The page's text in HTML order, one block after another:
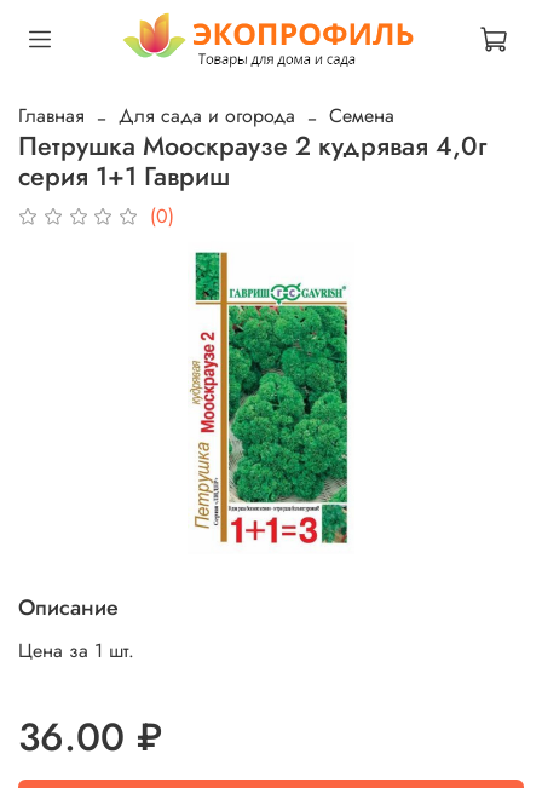
Главная Для сада и огорода Семена
Петрушка Мооскраузе 2 кудрявая 4,0г
серия 1+1 Гавриш
(0)
Описание
Цена за 1 шт.
36.00 ₽